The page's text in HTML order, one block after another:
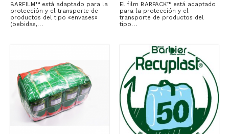
BARFILM™ está adaptado para la
protección y el transporte de
productos del tipo «envases»
(bebidas,…
El film BARPACK™ está adaptado
para la protección y el
transporte de productos del
tipo…